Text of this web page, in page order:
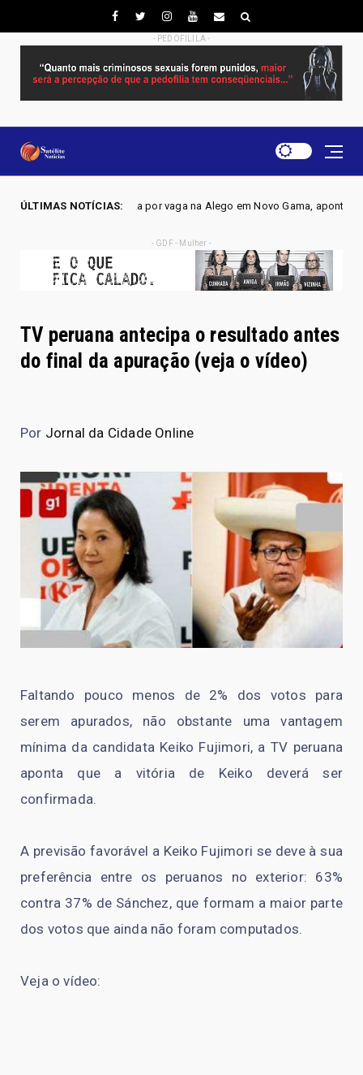
- PEDOFILILA -
ÚLTIMAS NOTÍCIAS:
disputa por vaga na Alego em Novo Gama, aponta pesquisa IGAPE
- GDF - Mulher -
TV peruana antecipa o resultado antes
do final da apuração (veja o vídeo)
Por Jornal da Cidade Online
Faltando pouco menos de 2% dos votos para
serem apurados, não obstante uma vantagem
mínima da candidata Keiko Fujimori, a TV peruana
aponta que a vitória de Keiko deverá ser
confirmada.
A previsão favorável a Keiko Fujimori se deve à sua
preferência entre os peruanos no exterior: 63%
contra 37% de Sánchez, que formam a maior parte
dos votos que ainda não foram computados.
Veja o vídeo: